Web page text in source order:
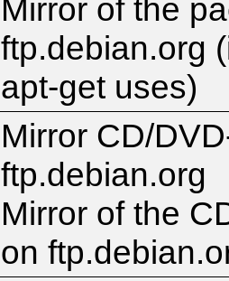
Mirror of the
ftp.debian.org
apt-get uses)
Mirror CD/
ftp.debian.org
Mirror of the
on